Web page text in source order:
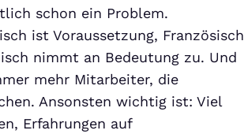
schon ein Problem.
ist Voraussetzung, Französisch
nimmt an Bedeutung zu. Und
mehr Mitarbeiter, die
Ansonsten wichtig ist: Viel
Erfahrungen auf